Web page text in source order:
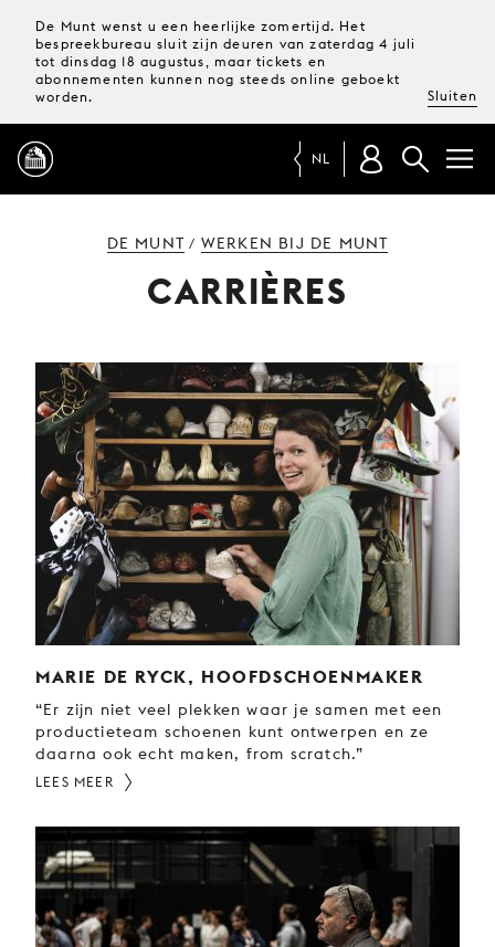
De Munt wenst u een heerlijke zomertijd. Het
bespreekbureau sluit zijn deuren van zaterdag 4 juli
tot dinsdag 18 augustus, maar tickets en
abonnementen kunnen nog steeds online geboekt
worden.
Sluiten
MAGAZINE
TICKETS &
ABONNEMENTEN
UW
BEZOEK
JONG
PUBLIEK
DE
MUNT
ONS
NL
DE MUNT / WERKEN BIJ DE MUNT
CARRIÈRES
MARIE DE RYCK, HOOFDSCHOENMAKER
“Er zijn niet veel plekken waar je samen met een
productieteam schoenen kunt ontwerpen en ze
daarna ook echt maken, from scratch.”
LEES MEER